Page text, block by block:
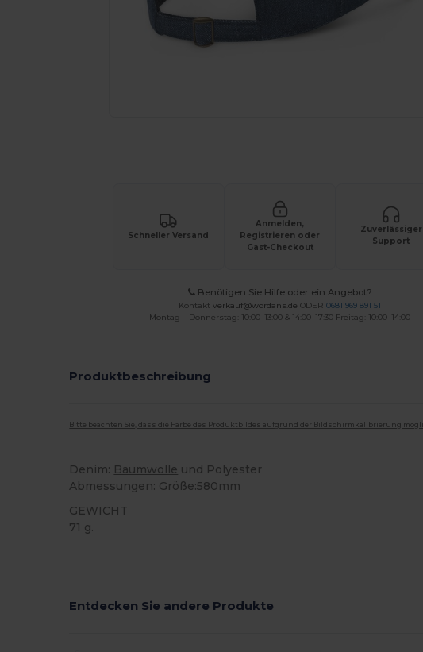
Schneller Versand
Anmelden,
Registrieren oder
Gast-Checkout
Zuverlässiger
Support
Benötigen Sie Hilfe oder ein Angebot?
Kontaktverkauf@wordans.de ODER0681 969 891 51
Montag – Donnerstag: 10:00–13:00 & 14:00–17:30 Freitag: 10:00–14:00
Produktbeschreibung
Bitte beachten Sie, dass die Farbe des Produktbildes aufgrund der Bildschirmkalibrierung
Denim: Baumwolle und Polyester
Abmessungen: Größe:580mm
GEWICHT
71 g.
Entdecken Sie andere Produkte